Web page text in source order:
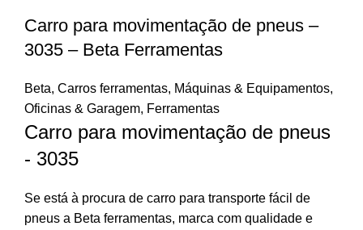
Carro para movimentação de pneus –
3035 – Beta Ferramentas
Beta, Carros ferramentas, Máquinas & Equipamentos,
Oficinas & Garagem, Ferramentas
Carro para movimentação de pneus
- 3035
Se está à procura de carro para transporte fácil de
pneus a Beta ferramentas, marca com qualidade e